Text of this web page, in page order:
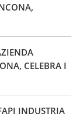
CELEBRA I
INDUSTRIA